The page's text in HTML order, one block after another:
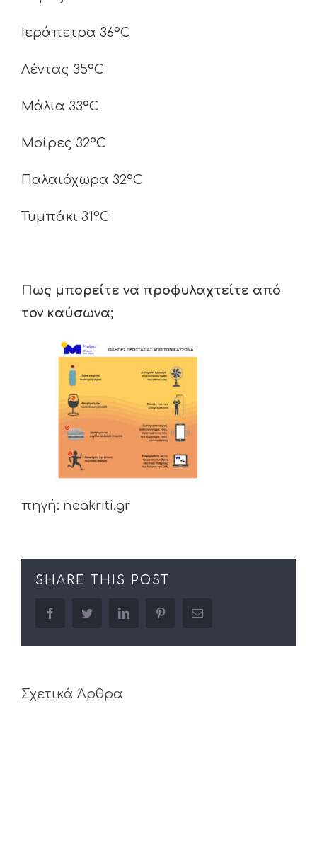
Ιεράπετρα 36°C
Λέντας 35°C
Μάλια 33°C
Μοίρες 32°C
Παλαιόχωρα 32°C
Τυμπάκι 31°C
Πως μπορείτε να προφυλαχτείτε από
τον καύσωνα;
πηγή: neakriti.gr
SHARE THIS POST
facebooktwitter linkedin pinterestEmail
Σχετικά Άρθρα